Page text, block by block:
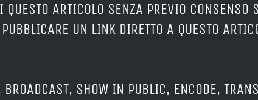
ARTICOLO SENZA PREVIO CONSENSO
UN LINK DIRETTO A QUESTO
SHOW IN PUBLIC, ENCODE,